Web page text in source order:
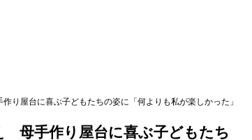
り屋台に喜ぶ子どもたちの姿に「何よりも私が楽しかった」
母手作り屋台に喜ぶ子どもたち